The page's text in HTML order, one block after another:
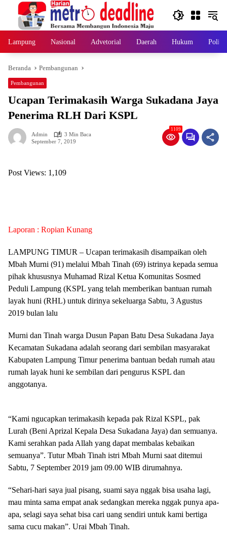
Langsung
konten
Lampung Nasional Advetorial Daerah Hukum Politik
Beranda Pembangunan
Pembangunan
Ucapan Terimakasih Warga Sukadana Jaya
Penerima RLH Dari KSPL
Admin
3 Min Baca
September 7, 2019
1109
Post Views: 1,109
Laporan : Ropian Kunang
LAMPUNG TIMUR – Ucapan terimakasih disampaikan oleh
Mbah Murni (91) melalui Mbah Tinah (69) istrinya kepada semua
pihak khususnya Muhamad Rizal Ketua Komunitas Sosmed
Peduli Lampung (KSPL yang telah memberikan bantuan rumah
layak huni (RHL) untuk dirinya sekeluarga Sabtu, 3 Agustus
2019 bulan lalu
Murni dan Tinah warga Dusun Papan Batu Desa Sukadana Jaya
Kecamatan Sukadana adalah seorang dari sembilan masyarakat
Kabupaten Lampung Timur penerima bantuan bedah rumah atau
rumah layak huni ke sembilan dari pengurus KSPL dan
anggotanya.
“Kami ngucapkan terimakasih kepada pak Rizal KSPL, pak
Lurah (Beni Aprizal Kepala Desa Sukadana Jaya) dan semuanya.
Kami serahkan pada Allah yang dapat membalas kebaikan
semuanya”. Tutur Mbah Tinah istri Mbah Murni saat ditemui
Sabtu, 7 September 2019 jam 09.00 WIB dirumahnya.
“Sehari-hari saya jual pisang, suami saya nggak bisa usaha lagi,
mau minta sama empat anak sedangkan mereka nggak punya apa-
apa, selagi saya sehat bisa cari uang sendiri untuk kami bertiga
sama cucu makan”. Urai Mbah Tinah.